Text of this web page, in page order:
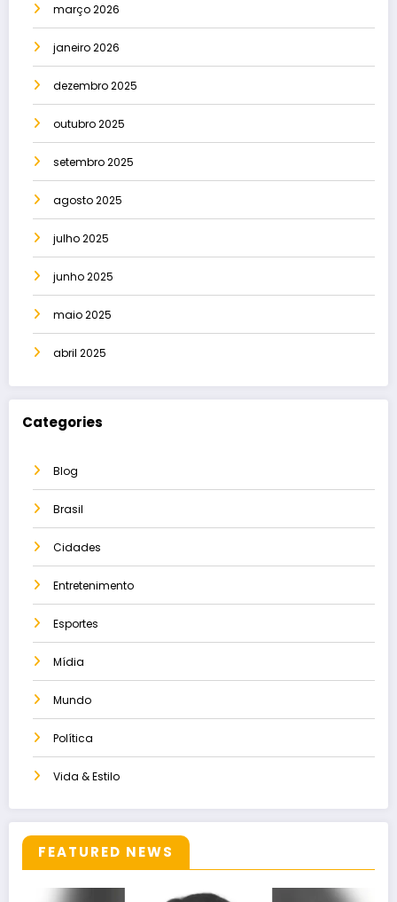
março 2026
janeiro 2026
dezembro 2025
outubro 2025
setembro 2025
agosto 2025
julho 2025
junho 2025
maio 2025
abril 2025
Categories
Blog
Brasil
Cidades
Entretenimento
Esportes
Mídia
Mundo
Política
Vida & Estilo
FEATURED NEWS